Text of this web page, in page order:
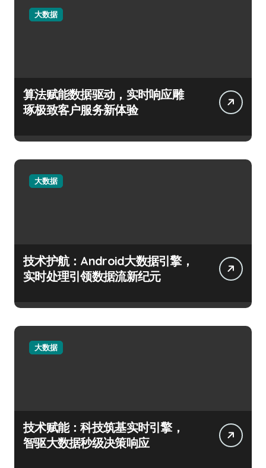
大数据
算法赋能数据驱动，实时响应雕
琢极致客户服务新体验
大数据
技术护航：Android大数据引擎，
实时处理引领数据流新纪元
大数据
技术赋能：科技筑基实时引擎，
智驱大数据秒级决策响应